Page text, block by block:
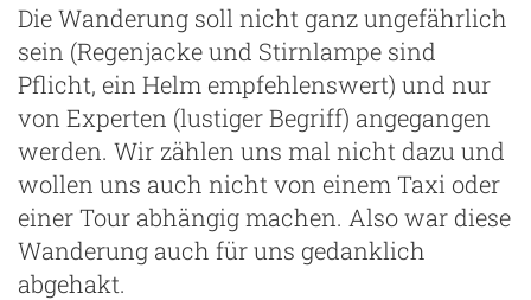
Die Wanderung soll nicht ganz ungefährlich
sein (Regenjacke und Stirnlampe sind
Pflicht, ein Helm empfehlenswert) und nur
von Experten (lustiger Begriff) angegangen
werden. Wir zählen uns mal nicht dazu und
wollen uns auch nicht von einem Taxi oder
einer Tour abhängig machen. Also war diese
Wanderung auch für uns gedanklich
abgehakt.